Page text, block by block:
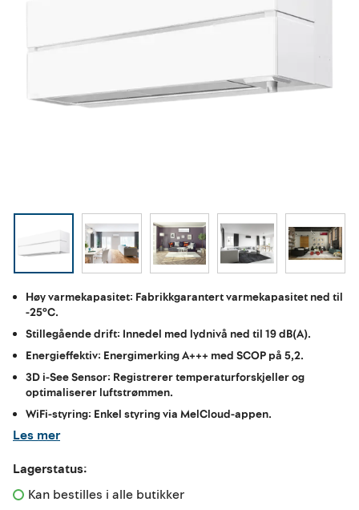
Høy varmekapasitet: Fabrikkgarantert varmekapasitet ned til
-25°C.
Stillegående drift: Innedel med lydnivå ned til 19 dB(A).
Energieffektiv: Energimerking A+++ med SCOP på 5,2.
3D i-See Sensor: Registrerer temperaturforskjeller og
optimaliserer luftstrømmen.
WiFi-styring: Enkel styring via MelCloud-appen.
Les mer
Lagerstatus:
Kan bestilles i alle butikker